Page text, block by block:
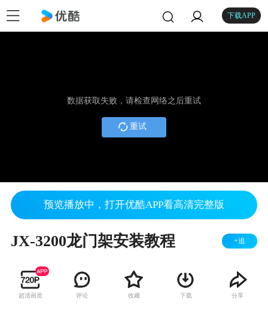
下载APP
数据获取失败，请检查网络之后重试
重试
预览播放中，打开优酷APP看高清完整版
JX-3200龙门架安装教程 +追
超清画质 评论 收藏 下载 分享